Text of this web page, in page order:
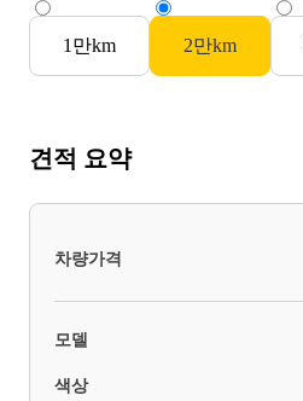
1만km 2만km
견적 요약
차량가격
모델
색상